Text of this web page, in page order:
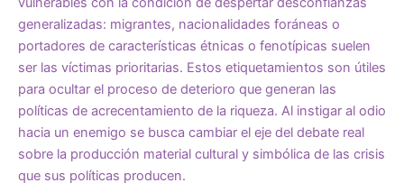
generalizadas: migrantes, nacionalidades foráneas o
portadores de características étnicas o fenotípicas suelen
ser las víctimas prioritarias. Estos etiquetamientos son útiles
para ocultar el proceso de deterioro que generan las
políticas de acrecentamiento de la riqueza. Al instigar al odio
hacia un enemigo se busca cambiar el eje del debate real
sobre la producción material cultural y simbólica de las crisis
que sus políticas producen.